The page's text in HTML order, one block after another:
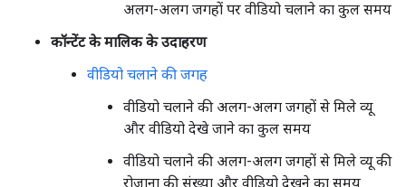
अलग-अलग जगहों पर वीडियो चलाने का कुल समय
कॉन्टेंट के मालिक के उदाहरण
वीडियो चलाने की जगह
वीडियो चलाने की अलग-अलग जगहों से मिले व्यू
और वीडियो देखे जाने का कुल समय
वीडियो चलाने की अलग-अलग जगहों से मिले व्यू की
रोज़ाना की संख्या और वीडियो देखने का समय